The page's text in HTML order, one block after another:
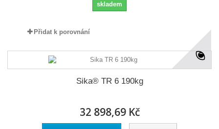
skladem
Přidat k porovnání
Sika® TR 6 190kg
32 898,69 Kč